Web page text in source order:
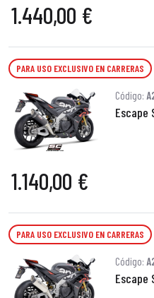
1.440,00 €
PARA USO EXCLUSIVO EN CARRERAS
Código:
Escape
1.140,00 €
PARA USO EXCLUSIVO EN CARRERAS
Código:
Escape